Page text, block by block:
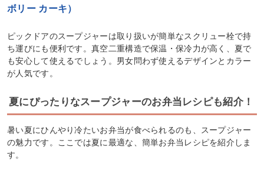
ボリー カーキ）
ピックドアのスープジャーは取り扱いが簡単なスクリュー栓で持
ち運びにも便利です。真空二重構造で保温・保冷力が高く、夏で
も安心して使えるでしょう。男女問わず使えるデザインとカラー
が人気です。
夏にぴったりなスープジャーのお弁当レシピも紹介！
暑い夏にひんやり冷たいお弁当が食べられるのも、スープジャー
の魅力です。ここでは夏に最適な、簡単お弁当レシピを紹介しま
す。